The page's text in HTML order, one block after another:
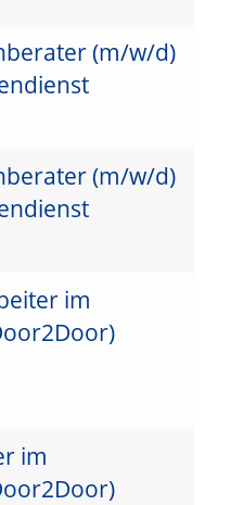
(m/w/d)
(m/w/d)
im
im